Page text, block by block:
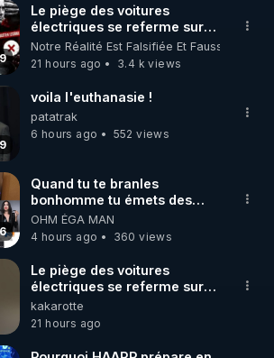
l’actualité RGNR (stages,
CENSURÉES SUR ODYSEE
Youtube sont aussi sur la
EN PRÉSENTIEL
Le piège des voitures
électriques se referme sur
les usagers !
Notre Réalité Est Falsifiée Et Fausse
21 hours ago
3.4 k views
voila l'euthanasie !
patatrak
6 hours ago
552 views
Quand tu te branles
bonhomme tu émets des
ondes ils ont juste omis de
t'expliquer
OHM ÉGA MAN
4 hours ago
360 views
Le piège des voitures
électriques se referme sur
les usagers !
https://youtu.be/B3ZA05frsac?
si=vqDQssWXfRv-NFqL
kakarotte
21 hours ago